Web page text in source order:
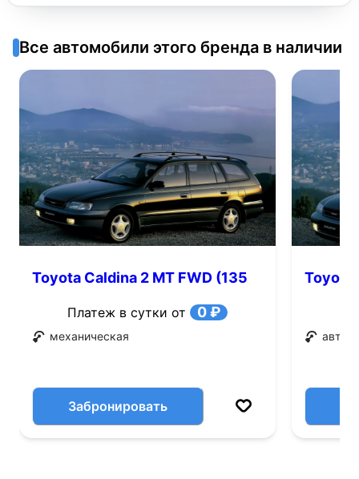
Все автомобили этого бренда в наличии
Toyota Caldina 2 MT FWD (135
Платеж в сутки от 0 ₽
механическая
Забронировать
Toyota